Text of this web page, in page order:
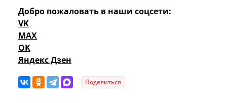
Добро пожаловать в наши соцсети:
VK
MAX
OK
Яндекс Дзен
Поделиться